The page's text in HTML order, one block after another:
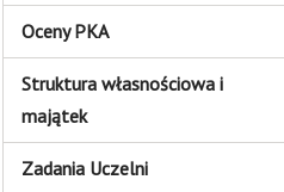
Oceny PKA
Struktura własnościowa i
majątek
Zadania Uczelni